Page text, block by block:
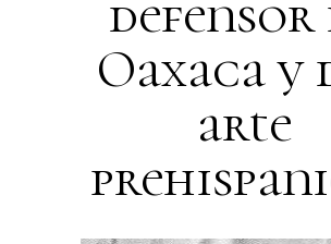
defensor
Oaxaca y
arte